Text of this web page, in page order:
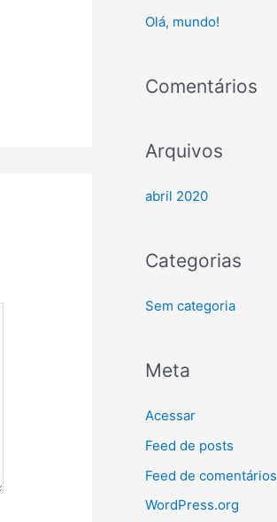
u
a
p
r
Olá, mundo!
Comentários
Arquivos
abril 2020
Categorias
Sem categoria
Meta
Acessar
Feed de posts
Feed de comentários
WordPress.org